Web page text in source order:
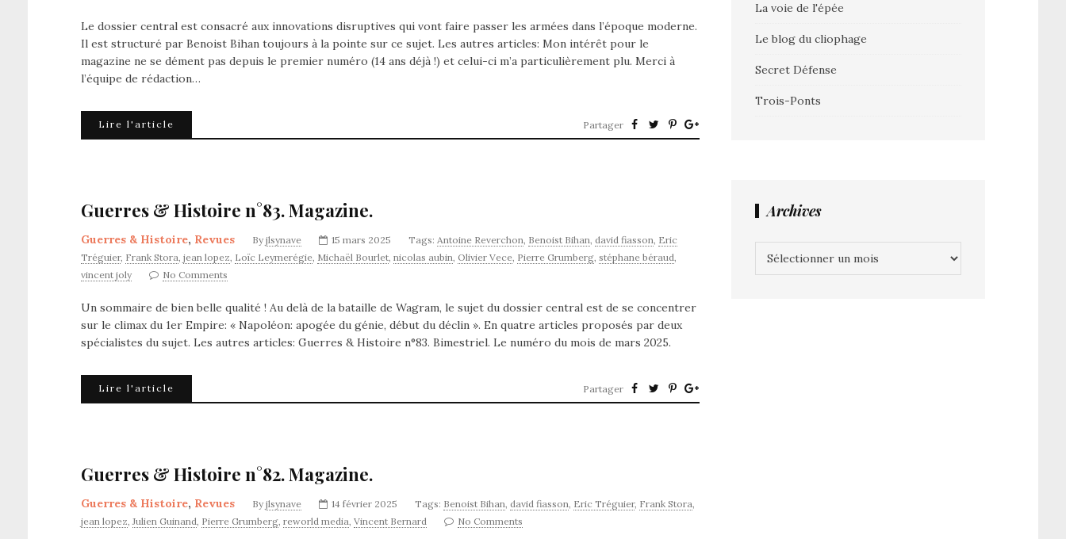
Le dossier central est consacré aux innovations disruptives qui vont faire passer les armées dans l’époque moderne.
Il est structuré par Benoist Bihan toujours à la pointe sur ce sujet. Les autres articles: Mon intérêt pour le
magazine ne se dément pas depuis le premier numéro (14 ans déjà !) et celui-ci m’a particulièrement plu. Merci à
l’équipe de rédaction…
Lire l'article Partager
Guerres & Histoire n°83. Magazine.
Guerres & Histoire, Revues By jlsynave 15 mars 2025 Tags: Antoine Reverchon, Benoist Bihan, david fiasson, Eric
Tréguier, Frank Stora, jean lopez, Loïc Leymerégie, Michaël Bourlet, nicolas aubin, Olivier Vece, Pierre Grumberg, stéphane béraud,
vincent joly
No Comments
Un sommaire de bien belle qualité ! Au delà de la bataille de Wagram, le sujet du dossier central est de se concentrer
sur le climax du 1er Empire: « Napoléon: apogée du génie, début du déclin ». En quatre articles proposés par deux
spécialistes du sujet. Les autres articles: Guerres & Histoire n°83. Bimestriel. Le numéro du mois de mars 2025.
Lire l'article Partager
Guerres & Histoire n°82. Magazine.
Guerres & Histoire, Revues By jlsynave 14 février 2025 Tags: Benoist Bihan, david fiasson, Eric Tréguier, Frank Stora,
jean lopez,Julien Guinand, Pierre Grumberg, reworld media, Vincent Bernard No Comments
La voie de l'épée
Le blog du cliophage
Secret Défense
Trois-Ponts
Archives